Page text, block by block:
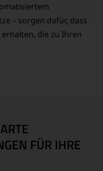
– sorgen dafür, dass
die zu Ihren
FÜR IHRE